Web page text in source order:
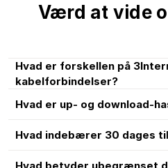
Værd at vide
Hvad er forskellen på
kabelforbindelser?
Hvad er up- og download-
Hvad indebærer 30 dages